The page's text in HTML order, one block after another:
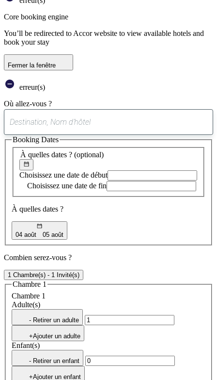
Core booking engine
You’ll be redirected to Accor website to view available hotels and
book your stay
Fermer la fenêtre
erreur(s)
Où allez-vous ?
suggestion
trouvée
À quelles dates ? (optional)
Choisissez une date de début
Choisissez une date de fin
À quelles dates ?
04 août 05 août
Booking Dates
Combien serez-vous ?
1 Chambre(s) - 1 Invité(s)
Chambre 1
Chambre 1
Adulte(s)
- Retirer un adulte
+Ajouter un adulte
Enfant(s)
- Retirer un enfant
+Ajouter un enfant